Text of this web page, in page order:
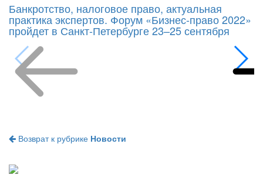
Банкротство, налоговое право, актуальная
практика экспертов. Форум «Бизнес-право 2022»
пройдет в Санкт-Петербурге 23–25 сентября
Возврат к рубрике Новости